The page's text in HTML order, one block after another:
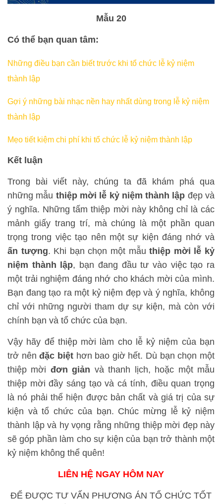
Mẫu 20
Có thể bạn quan tâm:
Những điều bạn cần biết trước khi tổ chức lễ kỷ niệm
thành lập
Gợi ý những bài nhạc nền hay nhất dùng trong lễ kỷ niệm
thành lập
Mẹo tiết kiệm chi phí khi tổ chức lễ kỷ niệm thành lập
Kết luận
Trong bài viết này, chúng ta đã khám phá qua
những mẫu thiệp mời lễ kỷ niệm thành lập đẹp và
ý nghĩa. Những tấm thiệp mời này không chỉ là các
mảnh giấy trang trí, mà chúng là một phần quan
trọng trong việc tạo nên một sự kiện đáng nhớ và
ấn tượng. Khi bạn chọn một mẫuthiệp mời lễ kỷ
niệm thành lập, bạn đang đầu tư vào việc tạo ra
một trải nghiệm đáng nhớ cho khách mời của mình.
Bạn đang tạo ra một kỷ niệm đẹp và ý nghĩa, không
chỉ với những người tham dự sự kiện, mà còn với
chính bạn và tổ chức của bạn.
Vậy hãy để thiệp mời làm cho lễ kỷ niệm của bạn
trở nênđặc biệthơn bao giờ hết. Dù bạn chọn một
thiệp mời đơn giản và thanh lịch, hoặc một mẫu
thiệp mời đầy sáng tạo và cá tính, điều quan trọng
là nó phải thể hiện được bản chất và giá trị của sự
kiện và tổ chức của bạn. Chúc mừng lễ kỷ niệm
thành lập và hy vọng rằng những thiệp mời đẹp này
sẽ góp phần làm cho sự kiện của bạn trở thành một
kỷ niệm không thể quên!
LIÊN HỆ NGAY HÔM NAY
ĐỂ ĐƯỢC TƯ VẤN PHƯƠNG ÁN TỔ CHỨC TỐT